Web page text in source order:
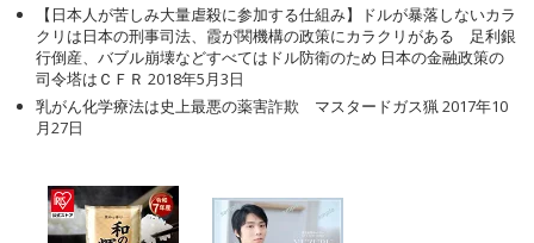
【日本人が苦しみ大量虐殺に参加する仕組み】ドルが暴落しないカラ
クリは日本の刑事司法、霞が関機構の政策にカラクリがある 足利銀
行倒産、バブル崩壊などすべてはドル防衛のため 日本の金融政策の
司令塔はＣＦＲ 2018年5月3日
乳がん化学療法は史上最悪の薬害詐欺 マスタードガス猟2017年10
月27日